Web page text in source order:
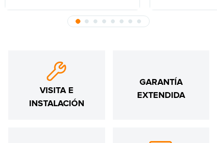
VISITA E
INSTALACIÓN
GARANTÍA
EXTENDIDA